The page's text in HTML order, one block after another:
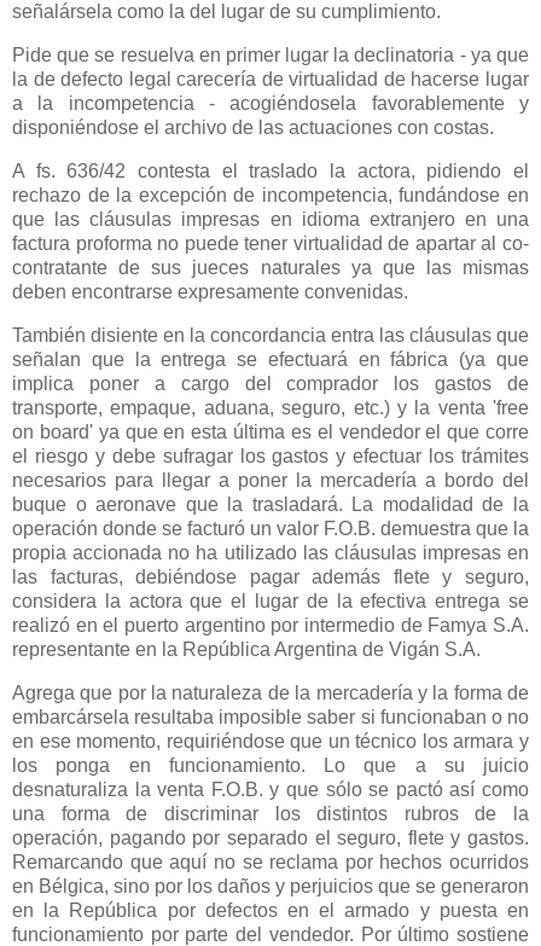
señalársela como la del lugar de su cumplimiento.
Pide que se resuelva en primer lugar la declinatoria - ya que
la de defecto legal carecería de virtualidad de hacerse lugar
a la incompetencia - acogiéndosela favorablemente y
disponiéndose el archivo de las actuaciones con costas.
A fs. 636/42 contesta el traslado la actora, pidiendo el
rechazo de la excepción de incompetencia, fundándose en
que las cláusulas impresas en idioma extranjero en una
factura proforma no puede tener virtualidad de apartar al co-
contratante de sus jueces naturales ya que las mismas
deben encontrarse expresamente convenidas.
También disiente en la concordancia entra las cláusulas que
señalan que la entrega se efectuará en fábrica (ya que
implica poner a cargo del comprador los gastos de
transporte, empaque, aduana, seguro, etc.) y la venta 'free
on board' ya que en esta última es el vendedor el que corre
el riesgo y debe sufragar los gastos y efectuar los trámites
necesarios para llegar a poner la mercadería a bordo del
buque o aeronave que la trasladará. La modalidad de la
operación donde se facturó un valor F.O.B. demuestra que la
propia accionada no ha utilizado las cláusulas impresas en
las facturas, debiéndose pagar además flete y seguro,
considera la actora que el lugar de la efectiva entrega se
realizó en el puerto argentino por intermedio de Famya S.A.
representante en la República Argentina de Vigán S.A.
Agrega que por la naturaleza de la mercadería y la forma de
embarcársela resultaba imposible saber si funcionaban o no
en ese momento, requiriéndose que un técnico los armara y
los ponga en funcionamiento. Lo que a su juicio
desnaturaliza la venta F.O.B. y que sólo se pactó así como
una forma de discriminar los distintos rubros de la
operación, pagando por separado el seguro, flete y gastos.
Remarcando que aquí no se reclama por hechos ocurridos
en Bélgica, sino por los daños y perjuicios que se generaron
en
la República por defectos en el armado y puesta en
funcionamiento por parte del vendedor. Por último sostiene